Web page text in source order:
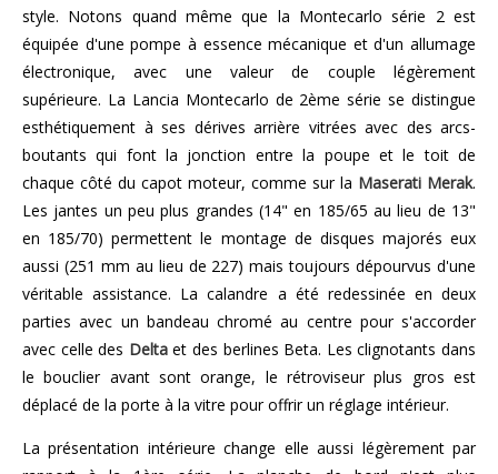
style. Notons quand même que la Montecarlo série 2 est
équipée d'une pompe à essence mécanique et d'un allumage
électronique, avec une valeur de couple légèrement
supérieure. La Lancia Montecarlo de 2ème série se distingue
esthétiquement à ses dérives arrière vitrées avec des arcs-
boutants qui font la jonction entre la poupe et le toit de
chaque côté du capot moteur, comme sur la Maserati Merak.
Les jantes un peu plus grandes (14" en 185/65 au lieu de 13"
en 185/70) permettent le montage de disques majorés eux
aussi (251 mm au lieu de 227) mais toujours dépourvus d'une
véritable assistance. La calandre a été redessinée en deux
parties avec un bandeau chromé au centre pour s'accorder
avec celle des Deltaet des berlines Beta. Les clignotants dans
le bouclier avant sont orange, le rétroviseur plus gros est
déplacé de la porte à la vitre pour offrir un réglage intérieur.
La présentation intérieure change elle aussi légèrement par